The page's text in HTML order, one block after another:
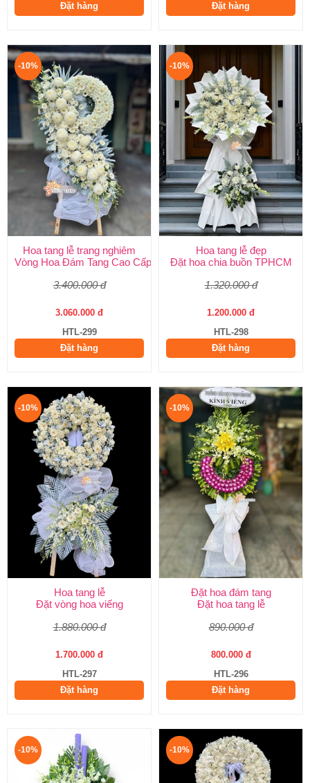
Đặt hàng
Đặt hàng
-10%
Hoa tang lễ trang nghiêm
Vòng Hoa Đám Tang Cao Cấp | Sang Trọng, Giao Nhanh
3.400.000 đ
3.060.000 đ
HTL-299
Đặt hàng
-10%
Hoa tang lễ đẹp
Đặt hoa chia buồn TPHCM
1.320.000 đ
1.200.000 đ
HTL-298
Đặt hàng
-10%
Hoa tang lễ
Đặt vòng hoa viếng
1.880.000 đ
1.700.000 đ
HTL-297
Đặt hàng
-10%
Đặt hoa đám tang
Đặt hoa tang lễ
890.000 đ
800.000 đ
HTL-296
Đặt hàng
-10% -10%